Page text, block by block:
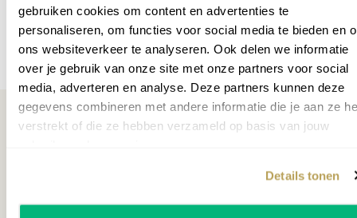
gebruiken cookies om content en advertenties te
personaliseren, om functies voor social media te bieden en
ons websiteverkeer te analyseren. Ook delen we informatie
over je gebruik van onze site met onze partners voor social
media, adverteren en analyse. Deze partners kunnen deze
gegevens combineren met andere informatie die je aan ze
verstrekt of die ze hebben verzameld op basis van jouw
Details tonen
Garantie leverancier
2 jaar
SKU
P043780
Misschien ook interessant